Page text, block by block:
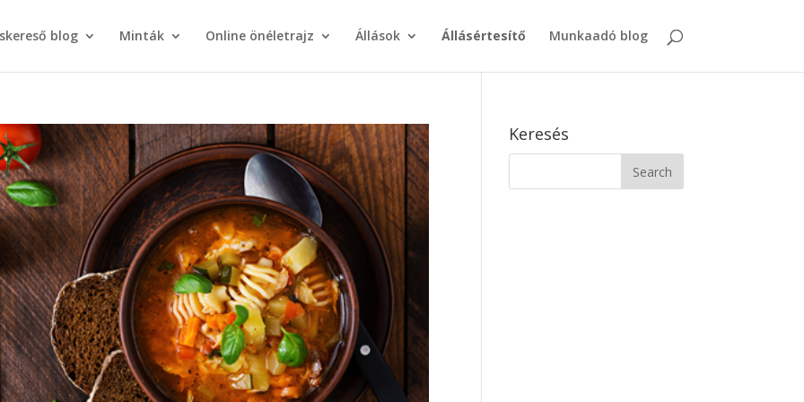
blog Minták Online önéletrajz Állások Állásértesítő Munkaadó blog
Keresés